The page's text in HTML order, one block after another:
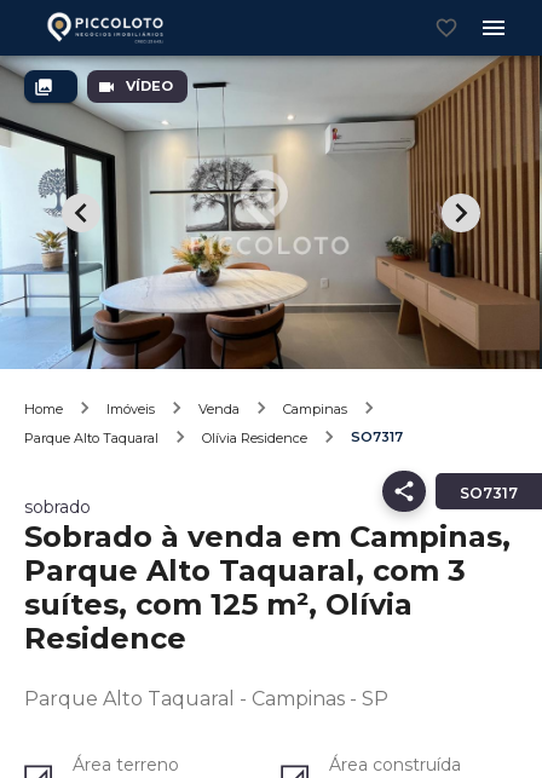
VÍDEO
Home Imóveis Venda
Campinas
Parque Alto Taquaral
Olívia Residence SO7317
SO7317
sobrado
Sobrado à venda em Campinas,
Parque Alto Taquaral, com 3
suítes, com 125 m², Olívia
Residence
Parque Alto Taquaral - Campinas - SP
Área terreno Área construída